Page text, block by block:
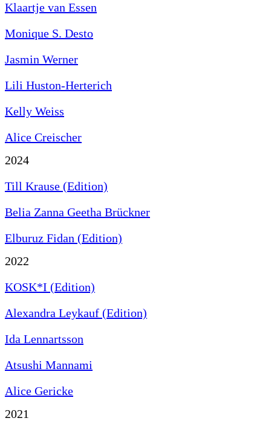
Klaartje van Essen
Monique S. Desto
Jasmin Werner
Lili Huston-Herterich
Kelly Weiss
Alice Creischer
2024
Till Krause (Edition)
Belia Zanna Geetha Brückner
Elburuz Fidan (Edition)
2022
KOSK*I (Edition)
Alexandra Leykauf (Edition)
Ida Lennartsson
Atsushi Mannami
Alice Gericke
2021